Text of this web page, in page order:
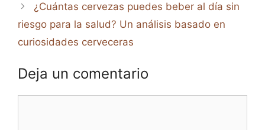
¿Cuántas cervezas puedes beber al día sin
riesgo para la salud? Un análisis basado en
curiosidades cerveceras
Deja un comentario